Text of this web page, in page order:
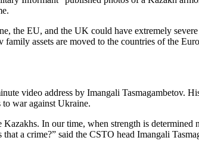
the EU, and the UK could have extremely
assets are moved to the countries of the
video address by Imangali
war against Ukraine.
In our time, when strength is
a crime?” said the CSTO head Imangali